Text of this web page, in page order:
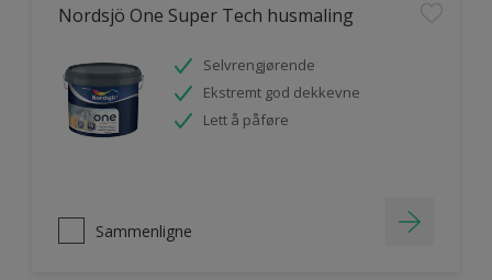
Nordsjö One Super Tech husmaling
Selvrengjørende
Ekstremt god dekkevne
Lett å påføre
Sammenligne